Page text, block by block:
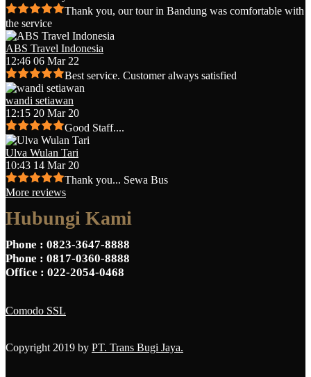
Thank you, our tour in Bandung was comfortable with
the service
ABS Travel Indonesia
12:46 06 Mar 22
Best service. Customer always satisfied
wandi setiawan
12:15 20 Mar 20
Good Staff....
Ulva Wulan Tari
10:43 14 Mar 20
Thank you... Sewa Bus
More reviews
Hubungi Kami
Phone : 0823-3647-8888
Phone : 0817-0360-8888
Office : 022-2054-0468
Comodo SSL
Copyright 2019 by PT. Trans Bugi Jaya.